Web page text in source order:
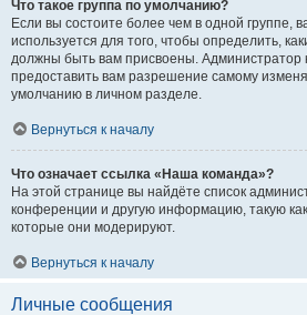
Что такое группа по умолчанию?
Если вы состоите более чем в одной группе,
используется для того, чтобы определить,
должны быть вам присвоены.
предоставить вам разрешение самому
умолчанию в личном разделе.
Вернуться к началу
Что означает ссылка «Наша команда»?
На этой странице вы найдёте список
конференции и другую информацию, такую
которые они модерируют.
Вернуться к началу
Личные сообщения